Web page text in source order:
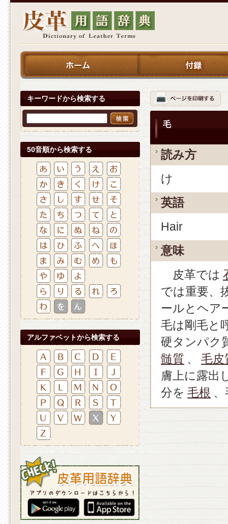
キーワードから検索する
50音順から検索する
アルファベットから検索する
毛
読み方
け
英語
Hair
意味
皮革では
では重要、
ールとヘア
毛は剛毛と
硬タンパク
髄質 、
毛皮
膚上に露出
分を 毛根